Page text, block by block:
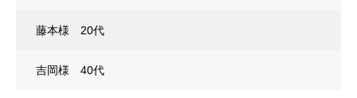
藤本様 20代
吉岡様 40代